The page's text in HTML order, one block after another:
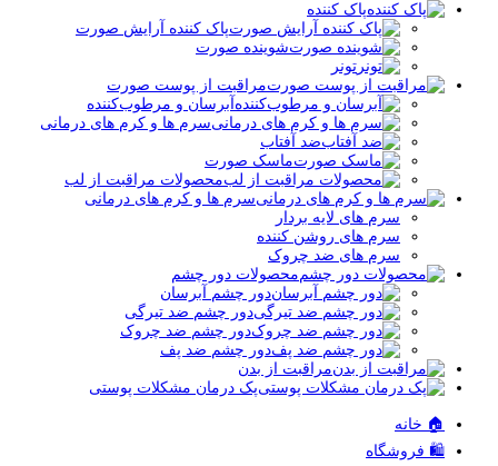
پاک کننده
پاک کننده آرایش صورت
شوینده صورت
تونر
مراقبت از پوست صورت
آبرسان و مرطوب‌کننده
سرم ها و کرم های درمانی
ضد آفتاب
ماسک صورت
محصولات مراقبت از لب
سرم ها و کرم های درمانی
سرم های لایه بردار
سرم های روشن کننده
سرم های ضد چروک
محصولات دور چشم
دور چشم آبرسان
دور چشم ضد تیرگی
دور چشم ضد چروک
دور چشم ضد پف
مراقبت از بدن
پک درمان مشکلات پوستی
🏠 خانه
🛍️ فروشگاه